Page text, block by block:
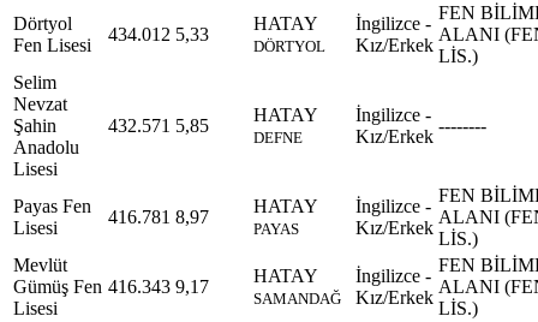
Dörtyol
Fen Lisesi
434.012 5,33
HATAY
DÖRTYOL
İngilizce -
Kız/Erkek
FEN
ALANI
LİS.)
Selim
Nevzat
Şahin
Anadolu
Lisesi
432.571 5,85
HATAY
DEFNE
İngilizce -
Kız/Erkek
--------
Payas Fen
Lisesi
416.781 8,97
HATAY
PAYAS
İngilizce -
Kız/Erkek
FEN
ALANI
LİS.)
Mevlüt
Gümüş Fen
Lisesi
416.343 9,17
HATAY
SAMANDAĞ
İngilizce -
Kız/Erkek
FEN
ALANI
LİS.)